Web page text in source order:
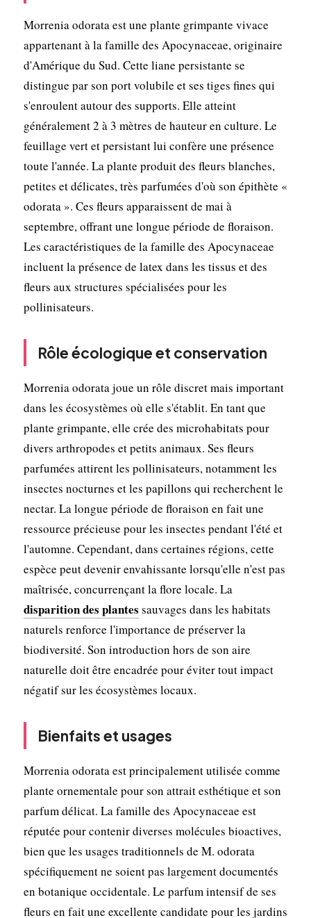
Morrenia odorata est une plante grimpante vivace
appartenant à la famille des Apocynaceae, originaire
d'Amérique du Sud. Cette liane persistante se
distingue par son port volubile et ses tiges fines qui
s'enroulent autour des supports. Elle atteint
généralement 2 à 3 mètres de hauteur en culture. Le
feuillage vert et persistant lui confère une présence
toute l'année. La plante produit des fleurs blanches,
petites et délicates, très parfumées d'où son épithète «
odorata ». Ces fleurs apparaissent de mai à
septembre, offrant une longue période de floraison.
Les caractéristiques de la famille des Apocynaceae
incluent la présence de latex dans les tissus et des
fleurs aux structures spécialisées pour les
pollinisateurs.
Rôle écologique et conservation
Morrenia odorata joue un rôle discret mais important
dans les écosystèmes où elle s'établit. En tant que
plante grimpante, elle crée des microhabitats pour
divers arthropodes et petits animaux. Ses fleurs
parfumées attirent les pollinisateurs, notamment les
insectes nocturnes et les papillons qui recherchent le
nectar. La longue période de floraison en fait une
ressource précieuse pour les insectes pendant l'été et
l'automne. Cependant, dans certaines régions, cette
espèce peut devenir envahissante lorsqu'elle n'est pas
maîtrisée, concurrençant la flore locale. La
disparition des plantes sauvages dans les habitats
naturels renforce l'importance de préserver la
biodiversité. Son introduction hors de son aire
naturelle doit être encadrée pour éviter tout impact
négatif sur les écosystèmes locaux.
Bienfaits et usages
Morrenia odorata est principalement utilisée comme
plante ornementale pour son attrait esthétique et son
parfum délicat. La famille des Apocynaceae est
réputée pour contenir diverses molécules bioactives,
bien que les usages traditionnels de M. odorata
spécifiquement ne soient pas largement documentés
en botanique occidentale. Le parfum intensif de ses
fleurs en fait une excellente candidate pour les jardins